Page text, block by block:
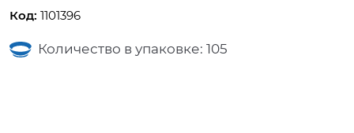
Код: 1101396
Количество в упаковке: 105